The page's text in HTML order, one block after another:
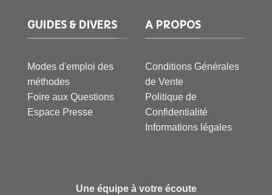
GUIDES & DIVERS
Modes d'emploi des
méthodes
Foire aux Questions
Espace Presse
A PROPOS
Conditions Générales
de Vente
Politique de
Confidentialité
Informations légales
Une équipe à votre écoute